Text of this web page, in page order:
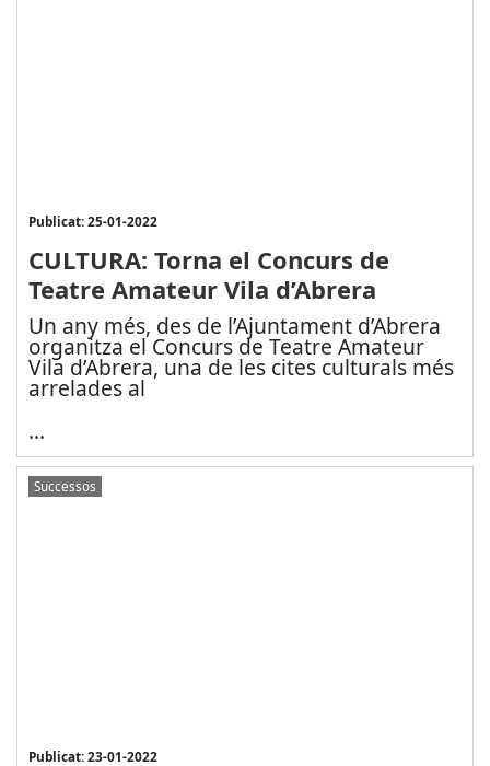
Publicat: 25-01-2022
CULTURA: Torna el Concurs de
Teatre Amateur Vila d’Abrera
Un any més, des de l’Ajuntament d’Abrera
organitza el Concurs de Teatre Amateur
Vila d’Abrera, una de les cites culturals més
arrelades al
...
Successos
Publicat: 23-01-2022